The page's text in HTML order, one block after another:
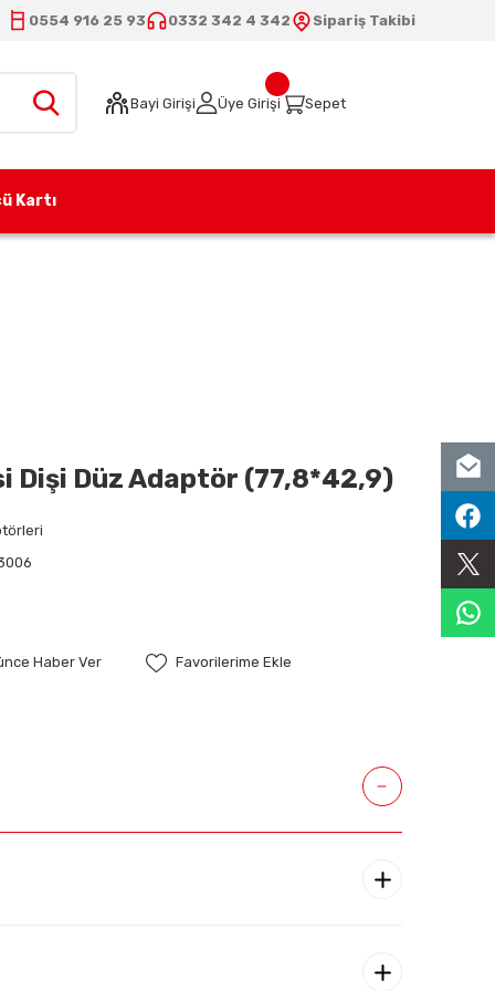
0554 916 25 93 0332 342 4 342 Sipariş Takibi
Bayi Girişi Üye Girişi Sepet
Kartı
Dişi Düz Adaptör (77,8*42,9)
Haber Ver